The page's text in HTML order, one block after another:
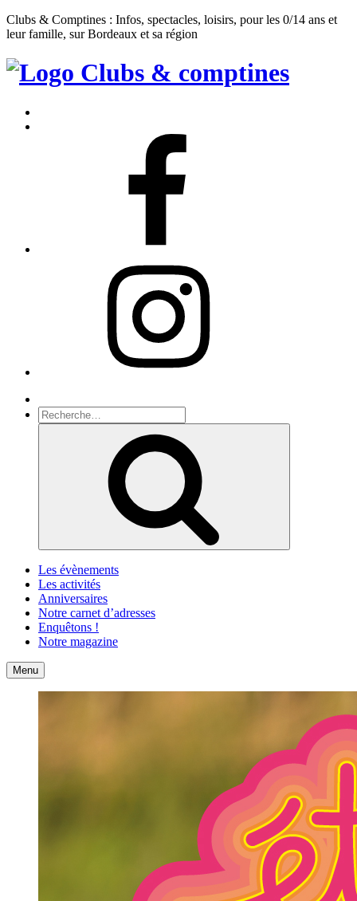
Clubs & Comptines : Infos, spectacles, loisirs, pour les 0/14 ans et
leur famille, sur Bordeaux et sa région
Clubs
Comptines
Recherche
pour
Les évènements
Les activités
Anniversaires
Notre carnet d’adresses
Enquêtons !
Notre magazine
Accueil
Menu Contact